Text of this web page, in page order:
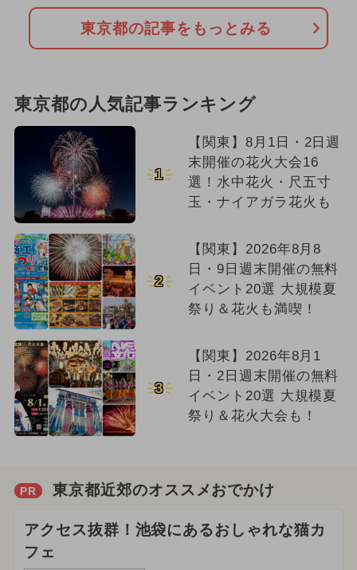
東京都の記事をもっとみる
東京都の人気記事ランキング
1
【関東】8月1日・2日週
末開催の花火大会16
選！水中花火・尺五寸
玉・ナイアガラ花火も
2
【関東】2026年8月8
日・9日週末開催の無料
イベント20選 大規模夏
祭り＆花火も満喫！
3
【関東】2026年8月1
日・2日週末開催の無料
イベント20選 大規模夏
祭り＆花火大会も！
PR 東京都近郊のオススメおでかけ
アクセス抜群！池袋にあるおしゃれな猫カ
フェ